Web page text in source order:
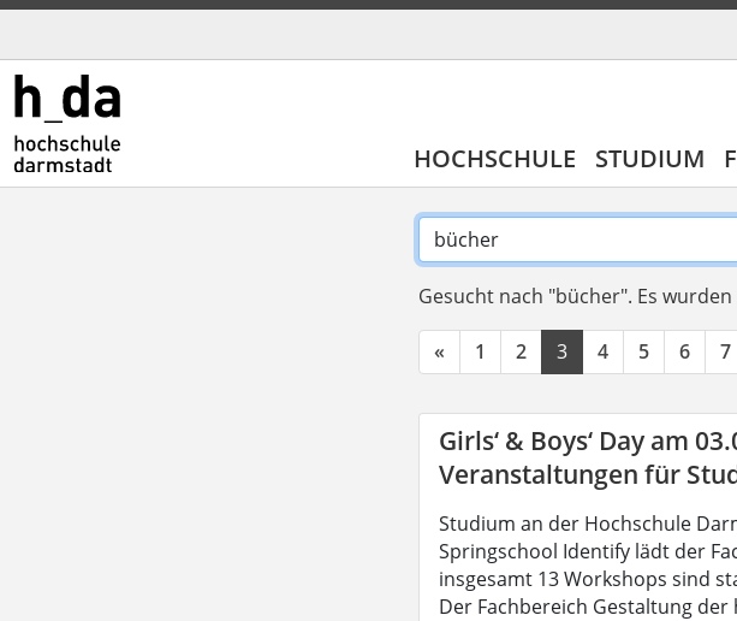
HOCHSCHULE STUDIUM
Gesucht nach "bücher". Es
« 1 2 3 4 5 6 7
Girls‘ & Boys‘ Day am
Veranstaltungen für
Studium an der Hochschule
Springschool Identify lädt der
insgesamt 13 Workshops sind
Der Fachbereich Gestaltung